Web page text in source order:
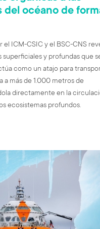
océano de
el ICM-CSIC y el BSC-CNS
superficiales y profundas que
como un atajo para
a más de 1.000 metros de
directamente en la
ecosistemas profundos.